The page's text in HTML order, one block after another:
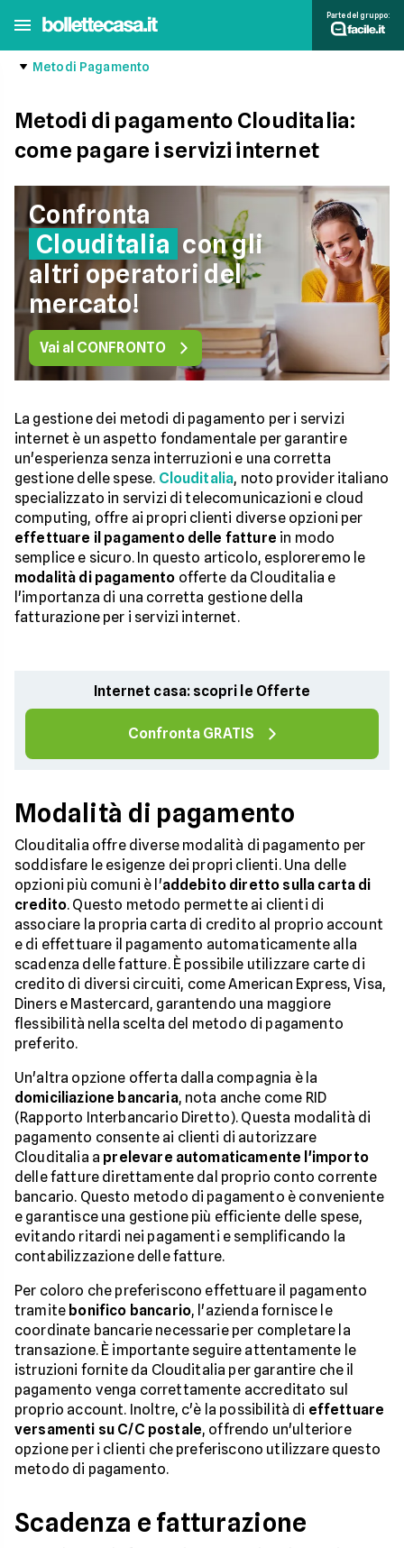
Parte del gruppo:
Metodi Pagamento
Metodi di pagamento Clouditalia:
come pagare i servizi internet
Confronta
Clouditalia con gli
altri operatori del
mercato!
Vai al CONFRONTO
La gestione dei metodi di pagamento per i servizi
internet è un aspetto fondamentale per garantire
un'esperienza senza interruzioni e una corretta
gestione delle spese. Clouditalia, noto provider italiano
specializzato in servizi di telecomunicazioni e cloud
computing, offre ai propri clienti diverse opzioni per
effettuare il pagamento delle fatture in modo
semplice e sicuro. In questo articolo, esploreremo le
modalità di pagamento offerte da Clouditalia e
l'importanza di una corretta gestione della
fatturazione per i servizi internet.
Internet casa: scopri le Offerte
Confronta GRATIS
Modalità di pagamento
Clouditalia offre diverse modalità di pagamento per
soddisfare le esigenze dei propri clienti. Una delle
opzioni più comuni è l'addebito diretto sulla carta di
credito. Questo metodo permette ai clienti di
associare la propria carta di credito al proprio account
e di effettuare il pagamento automaticamente alla
scadenza delle fatture. È possibile utilizzare carte di
credito di diversi circuiti, come American Express, Visa,
Diners e Mastercard, garantendo una maggiore
flessibilità nella scelta del metodo di pagamento
preferito.
Un'altra opzione offerta dalla compagnia è la
domiciliazione bancaria, nota anche come RID
(Rapporto Interbancario Diretto). Questa modalità di
pagamento consente ai clienti di autorizzare
Clouditalia a prelevare automaticamente l'importo
delle fatture direttamente dal proprio conto corrente
bancario. Questo metodo di pagamento è conveniente
e garantisce una gestione più efficiente delle spese,
evitando ritardi nei pagamenti e semplificando la
contabilizzazione delle fatture.
Per coloro che preferiscono effettuare il pagamento
tramite bonifico bancario, l'azienda fornisce le
coordinate bancarie necessarie per completare la
transazione. È importante seguire attentamente le
istruzioni fornite da Clouditalia per garantire che il
pagamento venga correttamente accreditato sul
proprio account. Inoltre, c'è la possibilità di effettuare
versamenti su C/C postale, offrendo un'ulteriore
opzione per i clienti che preferiscono utilizzare questo
metodo di pagamento.
Scadenza e fatturazione